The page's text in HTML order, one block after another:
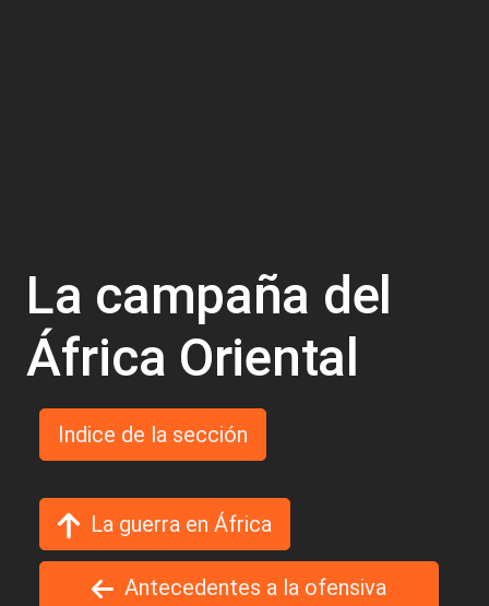
La campaña del
África Oriental
Indice de la sección
La guerra en África
Antecedentes a la ofensiva